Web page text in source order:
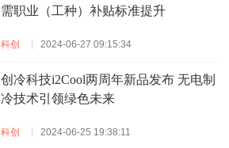
需职业（工种）补贴标准提升
科创 2024-06-27 09:15:34
创冷科技i2Cool两周年新品发布 无电制
冷技术引领绿色未来
科创 2024-06-25 19:38:11